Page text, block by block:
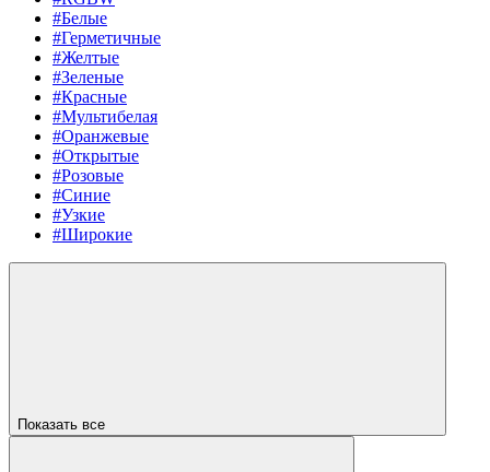
#Белые
#Герметичные
#Желтые
#Зеленые
#Красные
#Мультибелая
#Оранжевые
#Открытые
#Розовые
#Синие
#Узкие
#Широкие
Показать все